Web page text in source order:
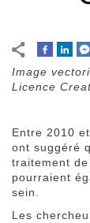
Image
Licence
Entre 2010
ont suggéré
traitement
pourraient
sein.
Les